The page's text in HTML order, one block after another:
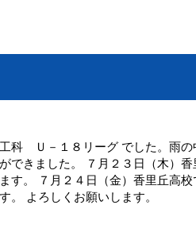
科 Ｕ－１８リーグ でした。雨
できました。 ７月２３日（木）
す。 ７月２４日（金）香里丘高
。 よろしくお願いします。